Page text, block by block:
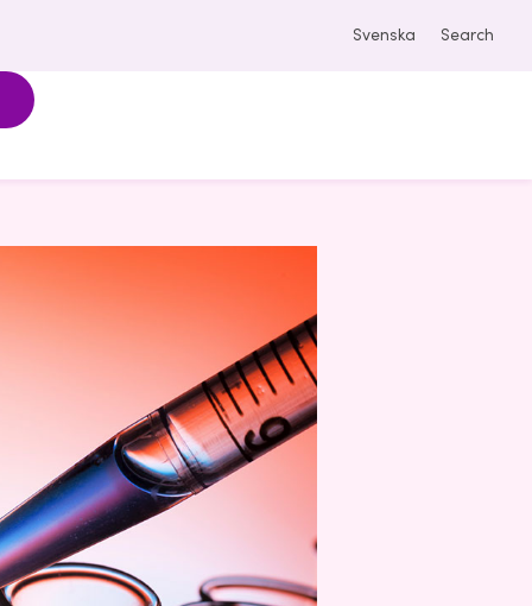
Svenska Search